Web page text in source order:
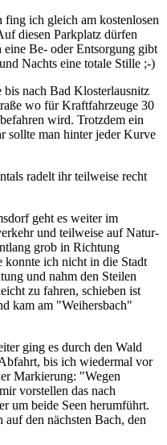
fing ich gleich am kostenlosen
diesen Parkplatz dürfen
Be- oder Entsorgung gibt
Nachts eine totale Stille ;-)
nach Bad Klosterlausnitz
wo für Kraftfahrzeuge 30
wird. Trotzdem ein
sollte man hinter jeder Kurve
radelt ihr teilweise recht
geht es weiter im
und teilweise auf Natur-
grob in Richtung
konnte ich nicht in die Stadt
und nahm den Steilen
zu fahren, schieben ist
kam am "Weihersbach"
ging es durch den Wald
bis ich wiedermal vor
Markierung: "Wegen
vorstellen das nach
um beide Seen herumführt.
auf den nächsten Bach, den